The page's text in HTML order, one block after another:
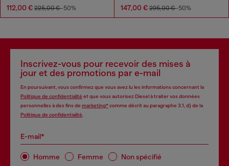
112,00 € 225,00 €-50% 147,00 € 295,00 €-50%
Inscrivez-vous pour recevoir des mises à
jour et des promotions par e-mail
En poursuivant, vous confirmez que vous avez lu les informations concernant la
Politique de confidentialité et que vous autorisez Diesel à traiter vos données
personnelles à des fins de marketing*comme décrit au paragraphe 3.1, d) de la
Politique de confidentialité
E-mail*
Homme Femme Non spécifié